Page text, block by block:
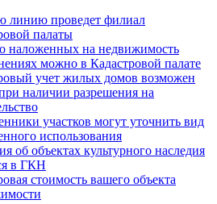
линию проведет филиал
палаты
наложенных на недвижимость
можно в Кадастровой палате
учет жилых домов возможен
наличии разрешения на
участков могут уточнить вид
использования
об объектах культурного наследия
в ГКН
стоимость вашего объекта